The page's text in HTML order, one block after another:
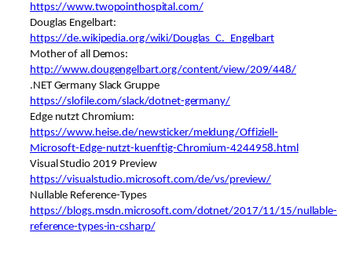
https://www.twopointhospital.com/
Douglas Engelbart:
https://de.wikipedia.org/wiki/Douglas_C._Engelbart
Mother of all Demos:
http://www.dougengelbart.org/content/view/209/448/
.NET Germany Slack Gruppe
https://slofile.com/slack/dotnet-germany/
Edge nutzt Chromium:
https://www.heise.de/newsticker/meldung/Offiziell-
Microsoft-Edge-nutzt-kuenftig-Chromium-4244958.html
Visual Studio 2019 Preview
https://visualstudio.microsoft.com/de/vs/preview/
Nullable Reference-Types
https://blogs.msdn.microsoft.com/dotnet/2017/11/15/nullable-
reference-types-in-csharp/